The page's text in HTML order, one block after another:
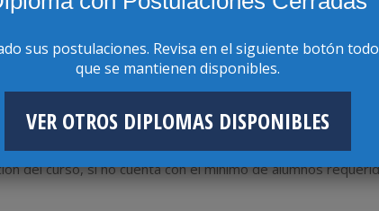
del curso, si no cuenta con el mínimo de alumnos
sus postulaciones. Revisa en el siguiente botón
que se mantienen disponibles.
VER OTROS DIPLOMAS DISPONIBLES